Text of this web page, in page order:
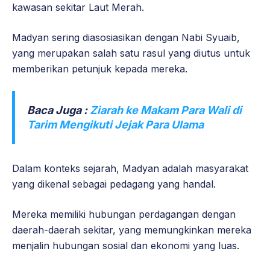
kawasan sekitar Laut Merah.
Madyan sering diasosiasikan dengan Nabi Syuaib,
yang merupakan salah satu rasul yang diutus untuk
memberikan petunjuk kepada mereka.
Baca Juga :Ziarah ke Makam Para Wali di
Tarim Mengikuti Jejak Para Ulama
Dalam konteks sejarah, Madyan adalah masyarakat
yang dikenal sebagai pedagang yang handal.
Mereka memiliki hubungan perdagangan dengan
daerah-daerah sekitar, yang memungkinkan mereka
menjalin hubungan sosial dan ekonomi yang luas.